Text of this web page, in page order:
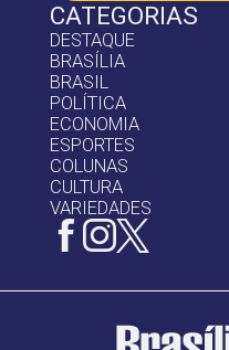
CATEGORIAS
DESTAQUE
BRASÍLIA
BRASIL
POLÍTICA
ECONOMIA
ESPORTES
COLUNAS
CULTURA
VARIEDADES